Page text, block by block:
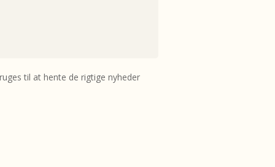
til at hente de rigtige nyheder